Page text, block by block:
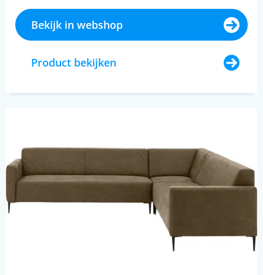
Bekijk in webshop
Product bekijken